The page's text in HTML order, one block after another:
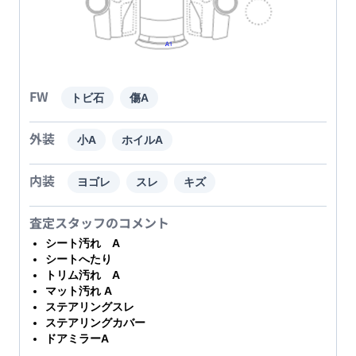
FW トビ石 傷A
外装 小A ホイルA
内装 ヨゴレ スレ キズ
査定スタッフのコメント
シート汚れ A
シートへたり
トリム汚れ A
マット汚れ A
ステアリングスレ
ステアリングカバー
ドアミラーA